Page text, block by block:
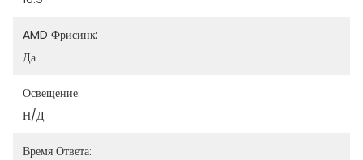
AMD Фрисинк:
Да
Освещение:
Н/Д
Время Ответа: